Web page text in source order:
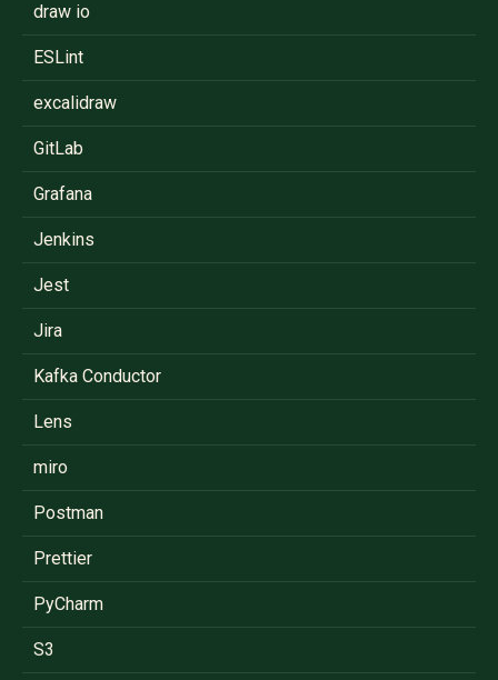
draw io
ESLint
excalidraw
GitLab
Grafana
Jenkins
Jest
Jira
Kafka Conductor
Lens
miro
Postman
Prettier
PyCharm
S3